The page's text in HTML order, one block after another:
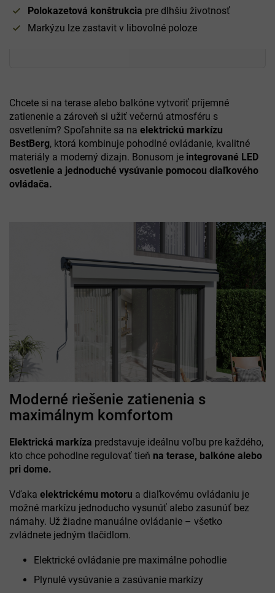
Polokazetová konštrukcia pre dlhšiu životnosť
Markýzu lze zastavit v libovolné poloze
Chcete si na terase alebo balkóne vytvoriť príjemné
zatienenie a zároveň si užiť večernú atmosféru s
osvetlením? Spoľahnite sa na elektrickú markízu
BestBerg, ktorá kombinuje pohodlné ovládanie, kvalitné
materiály a moderný dizajn. Bonusom je integrované LED
osvetlenie a jednoduché vysúvanie pomocou diaľkového
ovládača.
Moderné riešenie zatienenia s
maximálnym komfortom
Elektrická markíza predstavuje ideálnu voľbu pre každého,
kto chce pohodlne regulovať tieň na terase, balkóne alebo
pri dome.
Vďaka elektrickému motoru a diaľkovému ovládaniu je
možné markízu jednoducho vysunúť alebo zasunúť bez
námahy. Už žiadne manuálne ovládanie – všetko
zvládnete jedným tlačidlom.
Elektrické ovládanie pre maximálne pohodlie
Plynulé vysúvanie a zasúvanie markízy